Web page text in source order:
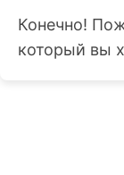
Конечно!
который вы